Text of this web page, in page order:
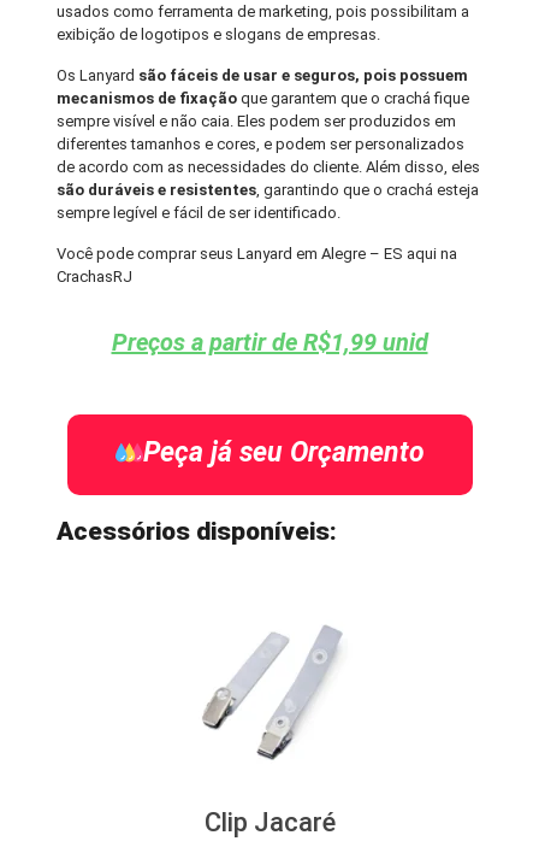
usados como ferramenta de marketing, pois possibilitam a
exibição de logotipos e slogans de empresas.
Os Lanyard são fáceis de usar e seguros, pois possuem
mecanismos de fixação que garantem que o crachá fique
sempre visível e não caia. Eles podem ser produzidos em
diferentes tamanhos e cores, e podem ser personalizados
de acordo com as necessidades do cliente. Além disso, eles
são duráveis e resistentes, garantindo que o crachá esteja
sempre legível e fácil de ser identificado.
Você pode comprar seus Lanyard em Alegre – ES aqui na
CrachasRJ
Preços a partir de R$1,99 unid
Peça já seu Orçamento
Acessórios disponíveis:
Clip Jacaré